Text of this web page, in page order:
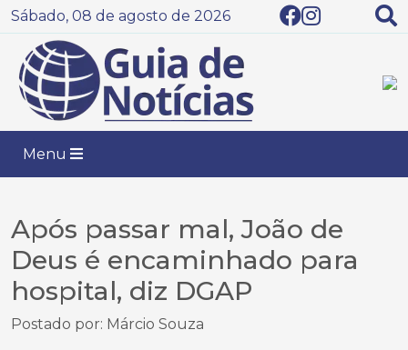
Sábado, 08 de agosto de 2026
Menu
Após passar mal, João de
Deus é encaminhado para
hospital, diz DGAP
Postado por: Márcio Souza